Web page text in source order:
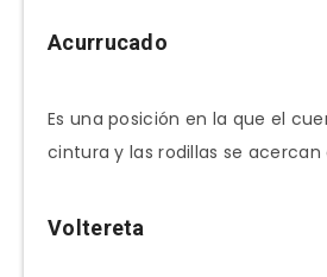
Acurrucado
Es una posición en la que el
cintura y las rodillas se acercan
Voltereta